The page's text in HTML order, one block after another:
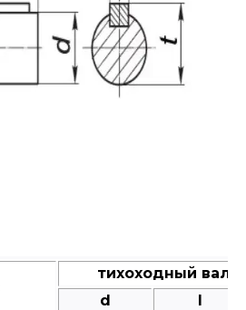
тихоходный вал
d
l